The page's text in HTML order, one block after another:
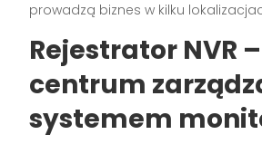
prowadzą biznes w kilku
Rejestrator NVR –
centrum
systemem